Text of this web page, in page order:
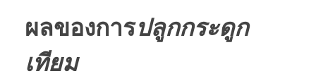
ผลของการปลูกกระดูก
เทียม